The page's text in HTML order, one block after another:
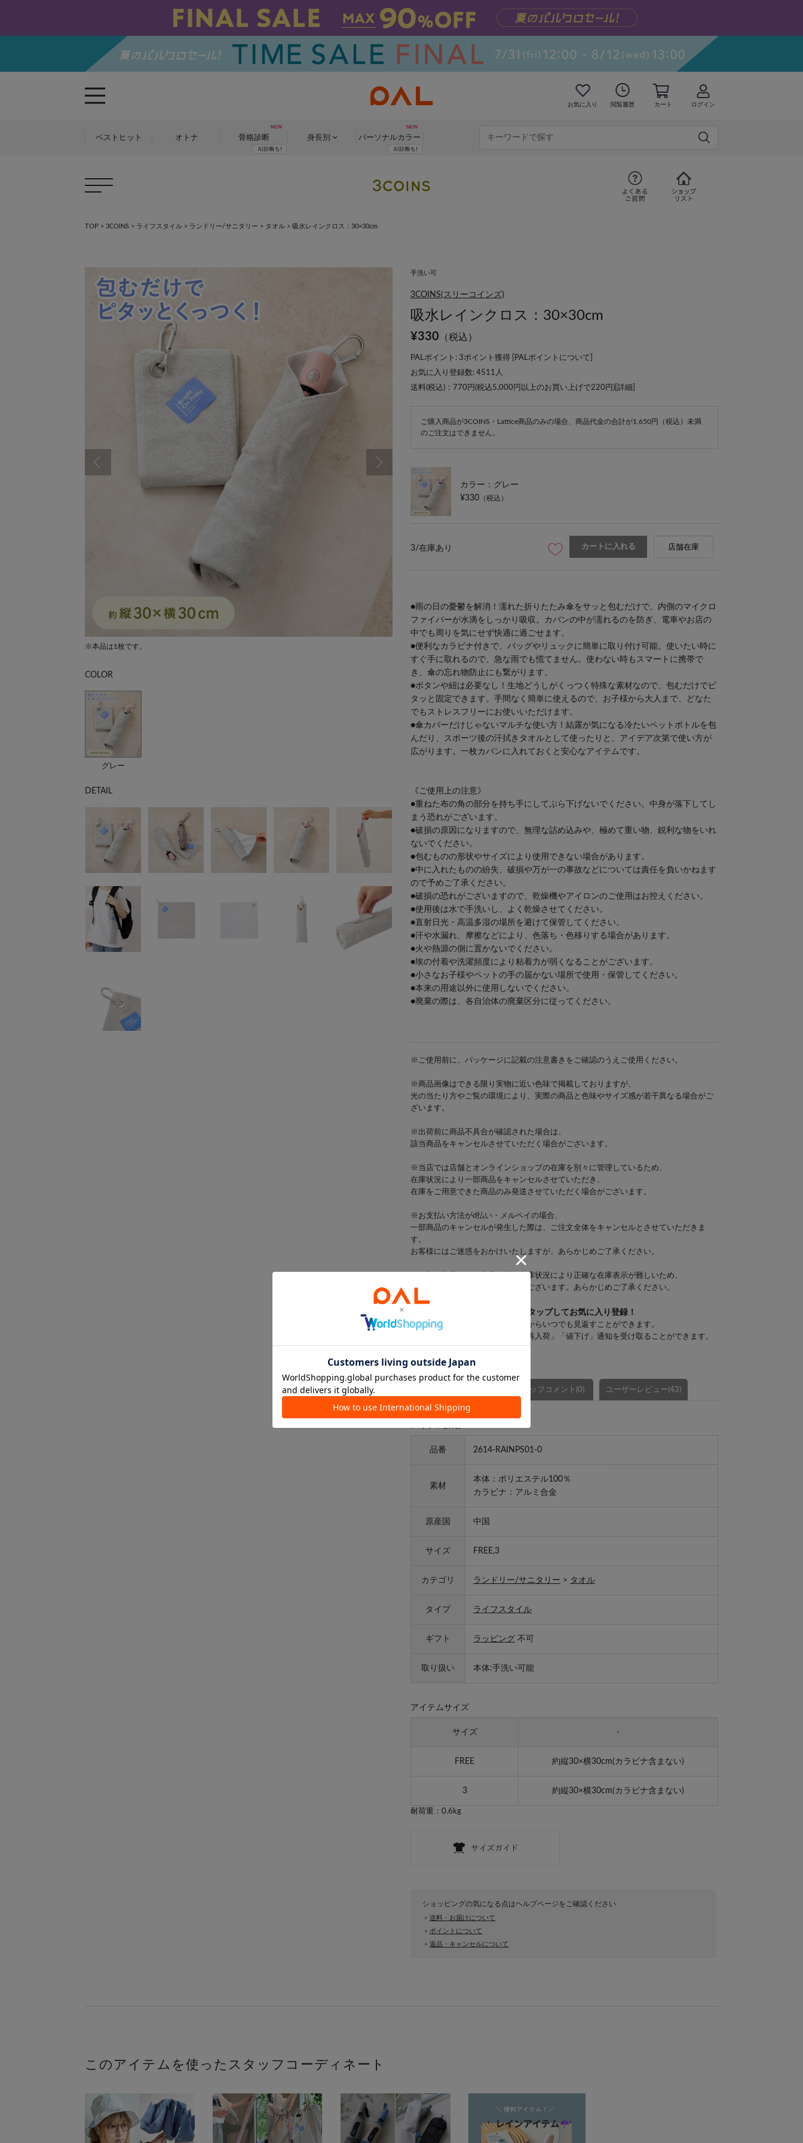
お気に入り 閲覧履歴 カート ログイン
ベストヒット オトナ 骨格診断 身長別 パーソナルカラー
TOP > 3COINS > ライフスタイル > ランドリー/サニタリー > タオル > 吸水レインクロス：30×30cm
※本品は1枚です。 ※本品は1枚です。 ※本品は1枚です。
COLOR
グレー
DETAIL
手洗い可
3COINS(スリーコインズ)
吸水レインクロス：30×30cm
¥330 （税込）
PALポイント: 3ポイント獲得 [ PALポイントについて
お気に入り登録数: 4511 人
送料(税込)：770円(税込5,000円以上のお買い上げで220円)[ 詳細
ご購入商品が3COINS・Lattice商品のみの場合、商品代金の合計が1,650円（税込）未満
のご注文はできません。
カラー：グレー
¥330 （税込）
3/在庫あり カートに入れる 店舗在庫
●雨の日の憂鬱を解消！濡れた折りたたみ傘をサッと包むだけで、内側のマイクロ
ファイバーが水滴をしっかり吸収。カバンの中が濡れるのを防ぎ、電車やお店の
中でも周りを気にせず快適に過ごせます。
●便利なカラビナ付きで、バッグやリュックに簡単に取り付け可能。使いたい時に
すぐ手に取れるので、急な雨でも慌てません。使わない時もスマートに携帯で
き、傘の忘れ物防止にも繋がります。
●ボタンや紐は必要なし！生地どうしがくっつく特殊な素材なので、包むだけでピ
タッと固定できます。手間なく簡単に使えるので、お子様から大人まで、どなた
でもストレスフリーにお使いいただけます。
●傘カバーだけじゃないマルチな使い方！結露が気になる冷たいペットボトルを包
んだり、スポーツ後の汗拭きタオルとして使ったりと、アイデア次第で使い方が
広がります。一枚カバンに入れておくと安心なアイテムです。
《ご使用上の注意》
●重ねた布の角の部分を持ち手にしてぶら下げないでください。中身が落下してし
まう恐れがございます。
●破損の原因になりますので、無理な詰め込みや、極めて重い物、鋭利な物をいれ
ないでください。
●包むものの形状やサイズにより使用できない場合があります。
●中に入れたものの紛失、破損や万が一の事故などについては責任を負いかねます
ので予めご了承ください。
●破損の恐れがございますので、乾燥機やアイロンのご使用はお控えください。
●使用後は水で手洗いし、よく乾燥させてください。
●直射日光・高温多湿の場所を避けて保管してください。
●汗や水漏れ、摩擦などにより、色落ち・色移りする場合があります。
●火や熱源の側に置かないでください。
●埃の付着や洗濯頻度により粘着力が弱くなることがございます。
●小さなお子様やペットの手の届かない場所で使用・保管してください。
●本来の用途以外に使用しないでください。
●廃棄の際は、各自治体の廃棄区分に従ってください。
※ご使用前に、パッケージに記載の注意書きをご確認のうえご使用ください。
※商品画像はできる限り実物に近い色味で掲載しておりますが、
光の当たり方やご覧の環境により、実際の商品と色味やサイズ感が若干異なる場合がご
ざいます。
※出荷前に商品不具合が確認された場合は、
該当商品をキャンセルさせていただく場合がございます。
※当店では店舗とオンラインショップの在庫を別々に管理しているため、
在庫状況により一部商品をキャンセルさせていただき、
在庫をご用意できた商品のみ発送させていただく場合がございます。
※お支払い方法がd払い・メルペイの場合、
一部商品のキャンセルが発生した際は、ご注文全体をキャンセルとさせていただきま
す。
お客様にはご迷惑をおかけいたしますが、あらかじめご了承ください。
※一部の商品では、商品仕様や在庫状況により正確な在庫表示が難しいため、
店舗在庫を表示していない場合がございます。あらかじめご了承ください。
」をタップしてお気に入り登録！
登録すると「♡（お気に入り）」からいつでも見返すことができます。
登録した商品の「残りわずか」「再入荷」「値下げ」通知を受け取ることができます。
スタッフコメント(0) ユーザーレビュー(43)
品番 2614-RAINPS01-0
素材
本体：ポリエステル100％
カラビナ：アルミ合金
原産国 中国
サイズ FREE,3
カテゴリ ランドリー/サニタリー > タオル
タイプ ライフスタイル
ギフト ラッピング 不可
取り扱い 本体:手洗い可能
アイテムサイズ
サイズ -
FREE 約縦30×横30cm(カラビナ含まない)
3 約縦30×横30cm(カラビナ含まない)
耐荷重：0.6kg
ショッピングの気になる点はヘルプページをご確認ください
> 送料・お届けについて
> ポイントについて
> 返品・キャンセルについて
このアイテムを使ったスタッフコーディネート